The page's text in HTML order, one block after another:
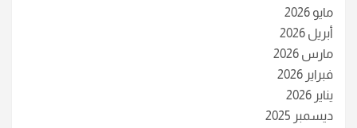
مايو 2026
أبريل 2026
مارس 2026
فبراير 2026
يناير 2026
ديسمبر 2025